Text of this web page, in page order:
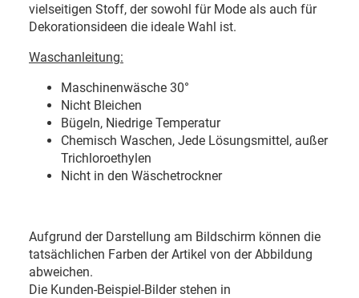
vielseitigen Stoff, der sowohl für Mode als auch für
Dekorationsideen die ideale Wahl ist.
Waschanleitung:
Maschinenwäsche 30°
Nicht Bleichen
Bügeln, Niedrige Temperatur
Chemisch Waschen, Jede Lösungsmittel, außer
Trichloroethylen
Nicht in den Wäschetrockner
Aufgrund der Darstellung am Bildschirm können die
tatsächlichen Farben der Artikel von der Abbildung
abweichen.
Die Kunden-Beispiel-Bilder stehen in